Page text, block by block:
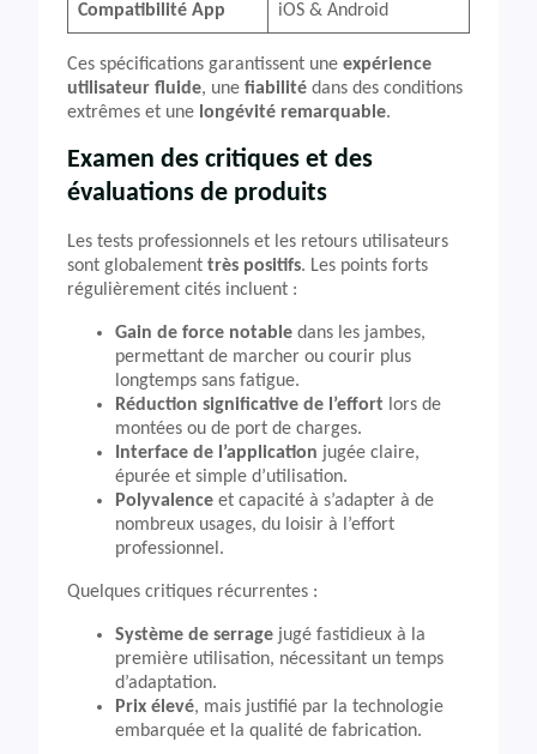
Compatibilité App iOS & Android
Ces spécifications garantissent une expérience
utilisateur fluide, une fiabilité dans des conditions
extrêmes et une longévité remarquable.
Examen des critiques et des
évaluations de produits
Les tests professionnels et les retours utilisateurs
sont globalement très positifs. Les points forts
régulièrement cités incluent :
Gain de force notable dans les jambes,
permettant de marcher ou courir plus
longtemps sans fatigue.
Réduction significative de l’effort lors de
montées ou de port de charges.
Interface de l’application jugée claire,
épurée et simple d’utilisation.
Polyvalence et capacité à s’adapter à de
nombreux usages, du loisir à l’effort
professionnel.
Quelques critiques récurrentes :
Système de serrage jugé fastidieux à la
première utilisation, nécessitant un temps
d’adaptation.
Prix élevé, mais justifié par la technologie
embarquée et la qualité de fabrication.